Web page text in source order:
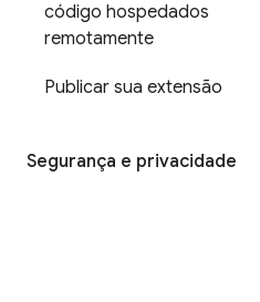
código hospedados
remotamente
Publicar sua extensão
Segurança e privacidade